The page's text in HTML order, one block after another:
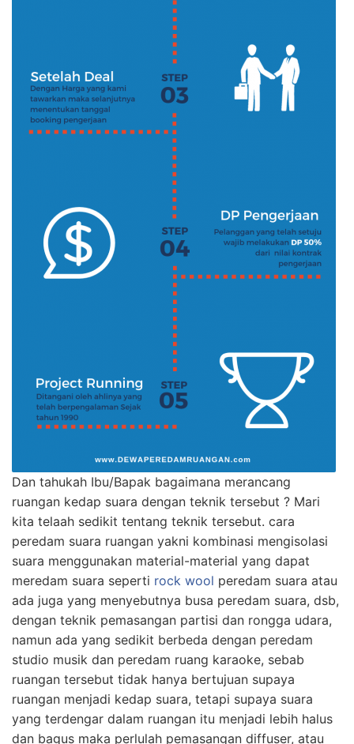
Dan tahukah Ibu/Bapak bagaimana merancang
ruangan kedap suara dengan teknik tersebut ? Mari
kita telaah sedikit tentang teknik tersebut. cara
peredam suara ruangan yakni kombinasi mengisolasi
suara menggunakan material-material yang dapat
meredam suara seperti rock wool peredam suara atau
ada juga yang menyebutnya busa peredam suara, dsb,
dengan teknik pemasangan partisi dan rongga udara,
namun ada yang sedikit berbeda dengan peredam
studio musik dan peredam ruang karaoke, sebab
ruangan tersebut tidak hanya bertujuan supaya
ruangan menjadi kedap suara, tetapi supaya suara
yang terdengar dalam ruangan itu menjadi lebih halus
dan bagus maka perlulah pemasangan diffuser, atau